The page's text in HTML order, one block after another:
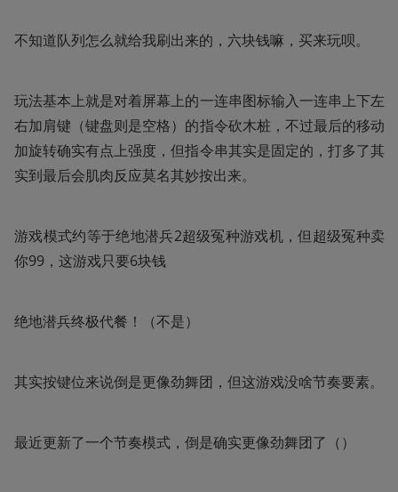
不知道队列怎么就给我刷出来的，六块钱嘛，买来玩呗。
玩法基本上就是对着屏幕上的一连串图标输入一连串上下左
右加肩键（键盘则是空格）的指令砍木桩，不过最后的移动
加旋转确实有点上强度，但指令串其实是固定的，打多了其
实到最后会肌肉反应莫名其妙按出来。
游戏模式约等于绝地潜兵2超级冤种游戏机，但超级冤种卖
你99，这游戏只要6块钱
绝地潜兵终极代餐！（不是）
其实按键位来说倒是更像劲舞团，但这游戏没啥节奏要素。
最近更新了一个节奏模式，倒是确实更像劲舞团了（）